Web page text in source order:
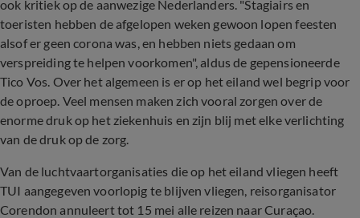
ook kritiek op de aanwezige Nederlanders. "Stagiairs en
toeristen hebben de afgelopen weken gewoon lopen feesten
alsof er geen corona was, en hebben niets gedaan om
verspreiding te helpen voorkomen", aldus de gepensioneerde
Tico Vos. Over het algemeen is er op het eiland wel begrip voor
de oproep. Veel mensen maken zich vooral zorgen over de
enorme druk op het ziekenhuis en zijn blij met elke verlichting
van de druk op de zorg.
Van de luchtvaartorganisaties die op het eiland vliegen heeft
TUI aangegeven voorlopig te blijven vliegen, reisorganisator
Corendon annuleert tot 15 mei alle reizen naar Curaçao.